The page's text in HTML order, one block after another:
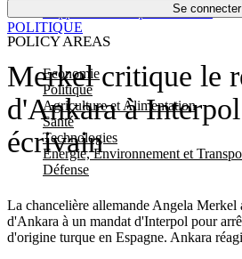
Se connecter
POLICY AREAS
Economie
Politique
Agriculture et Alimentation
Santé
Technologies
Energie, Environnement et
Défense
Économie
Merkel critique le
d'Ankara à
écrivain
La chancelière allemande Angela Merkel
d'Ankara à un mandat d'Interpol pour
d'origine turque en Espagne. Ankara
POLITIQUE